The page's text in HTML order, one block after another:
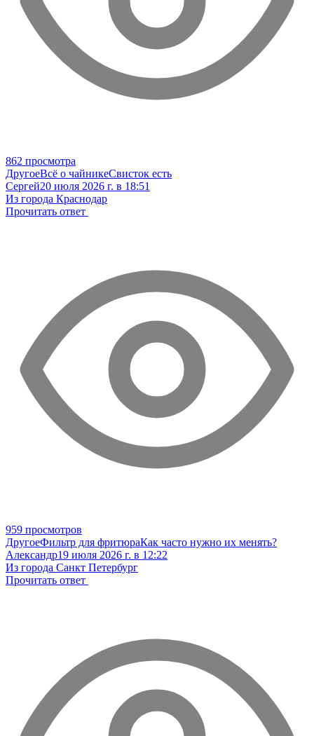
862 просмотра
ДругоеВсё о чайникеСвисток есть
Сергей20 июля 2026 г. в 18:51
Из города Краснодар
Прочитать ответ
959 просмотров
ДругоеФильтр для фритюраКак часто нужно их менять?
Александр19 июля 2026 г. в 12:22
Из города Санкт Петербург
Прочитать ответ